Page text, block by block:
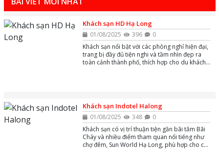
Khách sạn HD Hạ Long
01/08/2025 396
0
Khách sạn nổi bật với các phòng nghỉ hiện đại,
trang bị đầy đủ tiện nghi và tầm nhìn đẹp ra
toàn cảnh thành phố, thích hợp cho du khách
Khách sạn Indotel Halong
01/08/2025 348
0
Khách sạn có vị trí thuận tiện gần bãi tắm Bãi
Cháy và nhiều điểm tham quan nổi tiếng như
chợ đêm, Sun World Hạ Long, phù hợp cho cả